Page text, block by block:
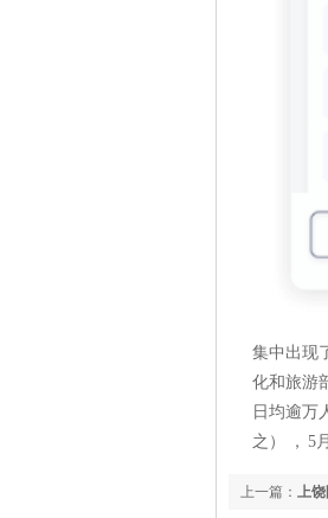
集中出现
化和旅游
日均逾万
之） ， 5
上一篇： 上